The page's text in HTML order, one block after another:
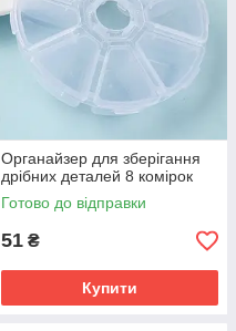
Органайзер для зберігання
дрібних деталей 8 комірок
Готово до відправки
51 ₴
Купити